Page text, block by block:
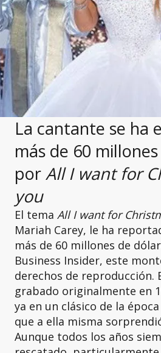
La cantante se ha
más de 60
porAll I want for
you
El tema All I want for
Mariah Carey, le ha
más de 60 millones de
Business Insider, este
derechos de reproducción.
grabado originalmente en
ya en un clásico de la
que a ella misma
Aunque todos los años